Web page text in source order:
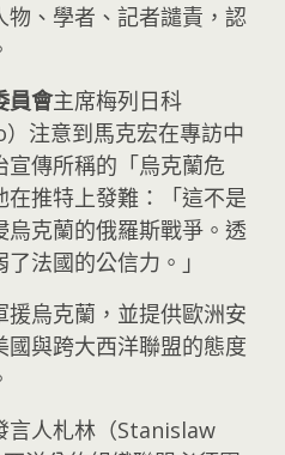
、學者、記者譴責，認
員會主席梅列日科
注意到馬克宏在專訪中
傳所稱的「烏克蘭危
推特上發難：「這不是
克蘭的俄羅斯戰爭。透
法國的公信力。」
烏克蘭，並提供歐洲安
與跨大西洋聯盟的態度
言人札林（Stanislaw